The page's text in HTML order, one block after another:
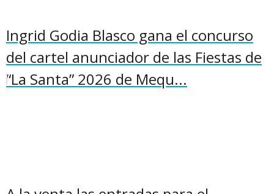
Ingrid Godia Blasco gana el concurso
del cartel anunciador de las Fiestas de
“La Santa” 2026 de Mequ...